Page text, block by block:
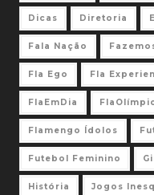
Dicas Diretoria
Fala Nação
Fla Ego Fla
FlaEmDia
Flamengo Ídolos
Futebol Feminino
História Jogos